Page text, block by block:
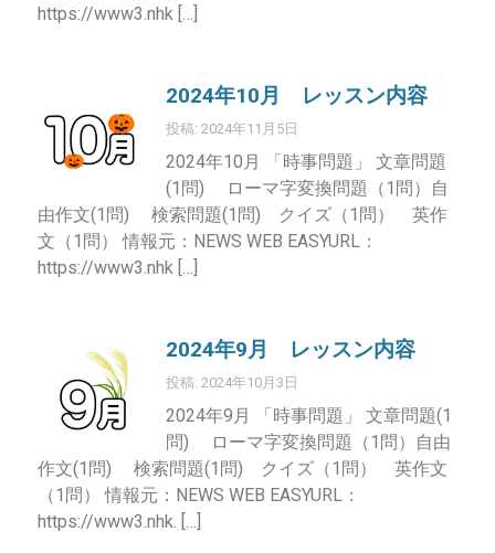
https://www3.nhk […]
2024年10月 レッスン内容
投稿: 2024年11月5日
2024年10月 「時事問題」 文章問題
(1問) ローマ字変換問題（1問）自
由作文(1問) 検索問題(1問) クイズ（1問） 英作
文（1問） 情報元：NEWS WEB EASYURL：
https://www3.nhk […]
2024年9月 レッスン内容
投稿: 2024年10月3日
2024年9月 「時事問題」 文章問題(1
問) ローマ字変換問題（1問）自由
作文(1問) 検索問題(1問) クイズ（1問） 英作文
（1問） 情報元：NEWS WEB EASYURL：
https://www3.nhk. […]